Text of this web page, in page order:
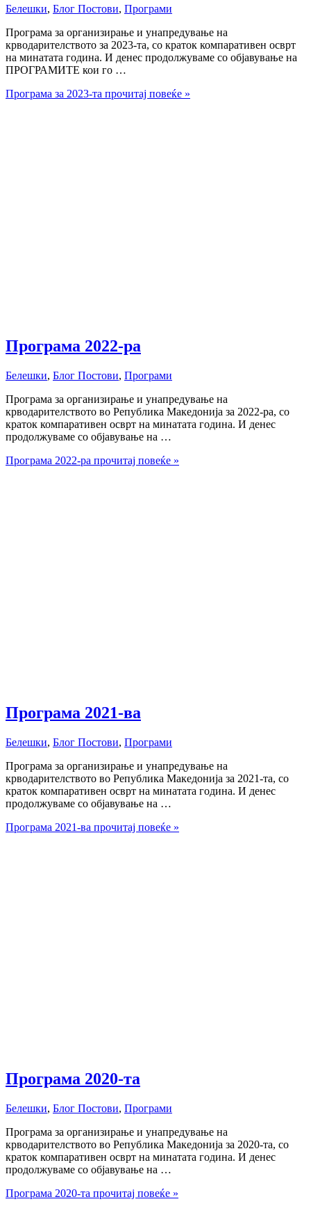
Белешки, Блог Постови, Програми
Програмa за организирање и унапредување на
крводарителството за 2023-та, со краток компаративен осврт
на минатата година. И денес продолжуваме со објавување на
ПРОГРАМИТЕ кои го …
Програма за 2023-та прочитај повеќе »
Програма 2022-ра
Белешки, Блог Постови, Програми
Програмa за организирање и унапредување на
крводарителството во Република Македонија за 2022-ра, со
краток компаративен осврт на минатата година. И денес
продолжуваме со објавување на …
Програма 2022-ра прочитај повеќе »
Програма 2021-ва
Белешки, Блог Постови, Програми
Програмa за организирање и унапредување на
крводарителството во Република Македонија за 2021-та, со
краток компаративен осврт на минатата година. И денес
продолжуваме со објавување на …
Програма 2021-ва прочитај повеќе »
Програма 2020-та
Белешки, Блог Постови, Програми
Програмa за организирање и унапредување на
крводарителството во Република Македонија за 2020-та, со
краток компаративен осврт на минатата година. И денес
продолжуваме со објавување на …
Програма 2020-та прочитај повеќе »